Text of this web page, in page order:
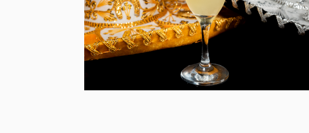
LA VENTANA MEXICANA